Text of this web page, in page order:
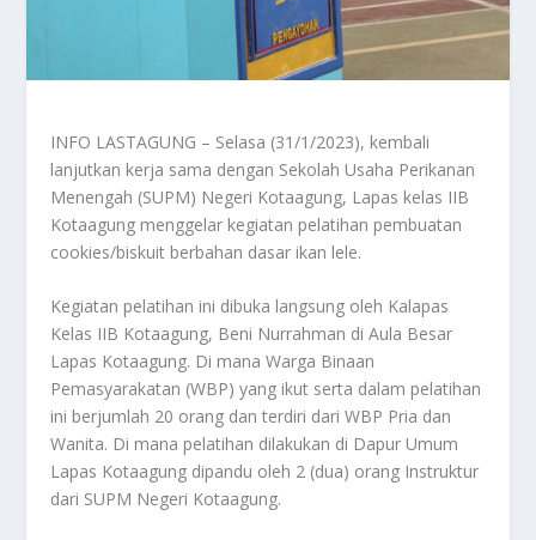
INFO LASTAGUNG – Selasa (31/1/2023), kembali
lanjutkan kerja sama dengan Sekolah Usaha Perikanan
Menengah (SUPM) Negeri Kotaagung, Lapas kelas IIB
Kotaagung menggelar kegiatan pelatihan pembuatan
cookies/biskuit berbahan dasar ikan lele.
Kegiatan pelatihan ini dibuka langsung oleh Kalapas
Kelas IIB Kotaagung, Beni Nurrahman di Aula Besar
Lapas Kotaagung. Di mana Warga Binaan
Pemasyarakatan (WBP) yang ikut serta dalam pelatihan
ini berjumlah 20 orang dan terdiri dari WBP Pria dan
Wanita. Di mana pelatihan dilakukan di Dapur Umum
Lapas Kotaagung dipandu oleh 2 (dua) orang Instruktur
dari SUPM Negeri Kotaagung.